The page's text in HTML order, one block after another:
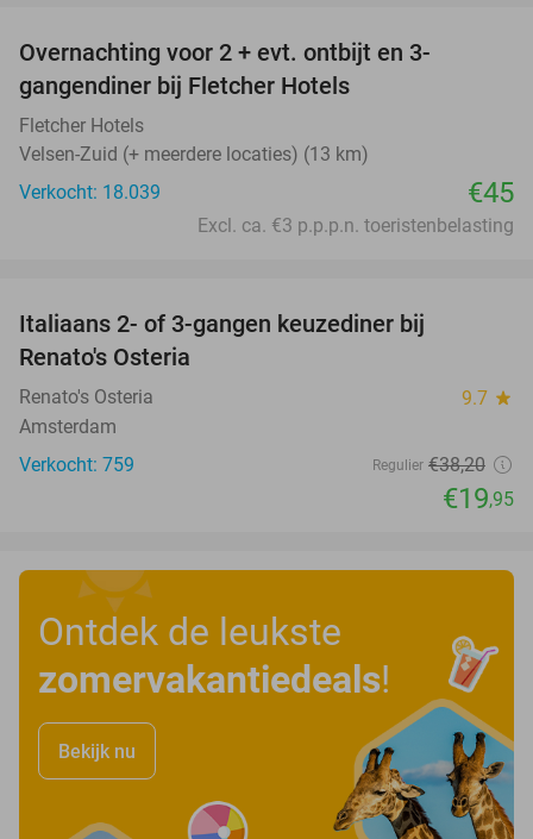
Overnachting voor 2 + evt. ontbijt en 3-
gangendiner bij Fletcher Hotels
Fletcher Hotels
Velsen-Zuid (+ meerdere locaties) (13 km)
Verkocht: 18.039
€45
Excl. ca. €3 p.p.p.n. toeristenbelasting
Italiaans 2- of 3-gangen keuzediner bij
Renato's Osteria
Renato's Osteria 9.7 star
Amsterdam
Verkocht: 759
Regulier €38,20
€19,95
Ontdek de leukste
zomervakantiedeals!
Bekijk nu